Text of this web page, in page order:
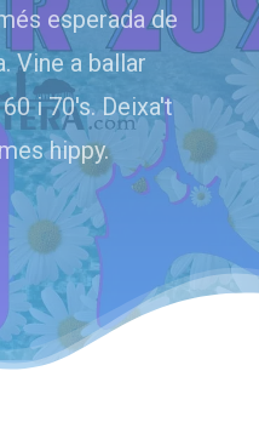
esperada de
Vine a ballar
i 70's. Deixa't
hippy.